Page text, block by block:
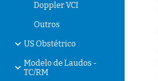
Doppler VCI
Outros
US Obstétrico
Modelo de Laudos -
TC/RM